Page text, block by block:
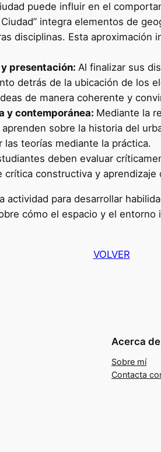
puede influir en el
Ciudad” integra elementos de
disciplinas. Esta aproximación
presentación: Al finalizar sus
detrás de la ubicación de los
de manera coherente y
y contemporánea: Mediante la
sobre la historia del
teorías mediante la práctica.
deben evaluar
constructiva y aprendizaje
actividad para desarrollar
cómo el espacio y el
VOLVER
Acerca de
Sobre mí
Contacta